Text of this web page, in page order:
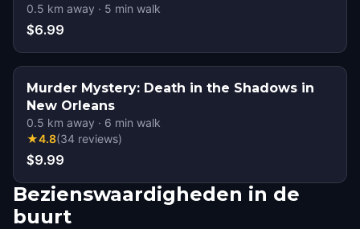
0.5 km away · 5 min walk
$6.99
Murder Mystery: Death in the Shadows in
New Orleans
0.5 km away · 6 min walk
★4.8(34 reviews)
$9.99
Bezienswaardigheden in de
buurt